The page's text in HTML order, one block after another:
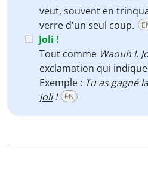
veut, souvent en
verre d'un seul coup.
Joli !
Tout comme Waouh !,
exclamation qui
Exemple : Tu as gagné
Joli! EN